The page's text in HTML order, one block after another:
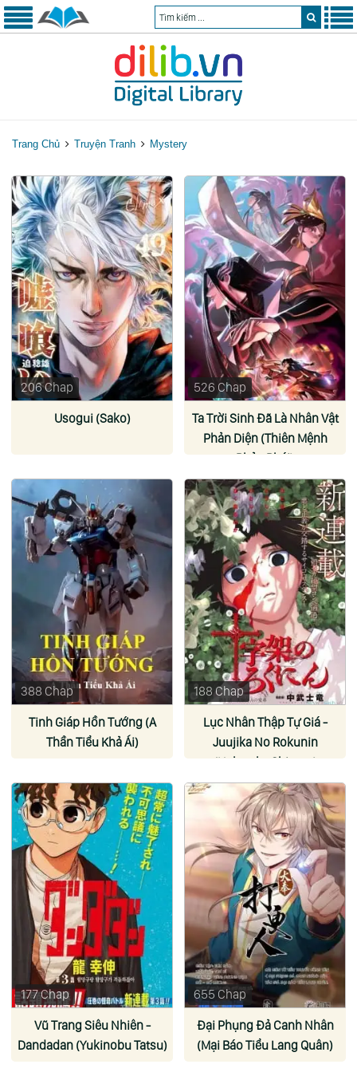
Trang Chủ Truyện Tranh Mystery
206 Chap
Usogui (Sako)
526 Chap
Ta Trời Sinh Đã Là Nhân Vật
Phản Diện (Thiên Mệnh
Phản Phái)
388 Chap
Tinh Giáp Hồn Tướng (A
Thần Tiểu Khả Ái)
188 Chap
Lục Nhân Thập Tự Giá -
Juujika No Rokunin
(Nakatake Shiryuu)
177 Chap
Vũ Trang Siêu Nhiên -
Dandadan (Yukinobu Tatsu)
655 Chap
Đại Phụng Đả Canh Nhân
(Mại Báo Tiểu Lang Quân)